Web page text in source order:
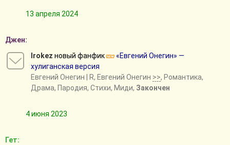
13 апреля 2024
Джен:
Irokez новый фанфик
«Евгений Онегин» —
хулиганская версия
Евгений Онегин | R, Евгений Онегин >>, Романтика,
Драма, Пародия, Стихи, Миди, Закончен
4 июня 2023
Гет: